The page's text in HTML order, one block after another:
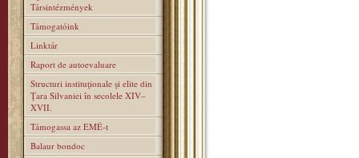
Társintézmények
Támogatóink
Linktár
Raport de autoevaluare
Structuri instituţionale şi elite din
Ţara Silvaniei în secolele XIV–
XVII.
Támogassa az EMÉ-t
Balaur bondoc